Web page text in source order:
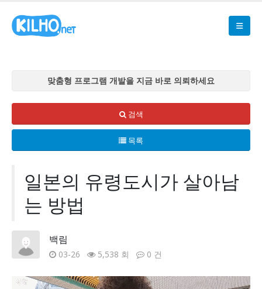
맞춤형 프로그램 개발을 지금 바로 의뢰하세요
맞춤형 프로그램 개발을 지금 바로 의뢰하세요
맞춤형 프로그램 개발을 지금 바로 의뢰하세요
맞춤형 프로그램 개발을 지금 바로 의뢰하세요
검색
목록
일본의 유령도시가 살아남
는 방법
백림
03-26 5,538 회 0 건